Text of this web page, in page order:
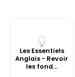
Les Essentiels
Anglais - Revoir
les fond...